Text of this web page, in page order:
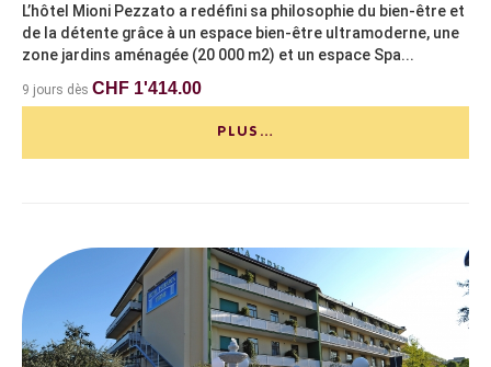
L’hôtel Mioni Pezzato a redéfini sa philosophie du bien-être et
de la détente grâce à un espace bien-être ultramoderne, une
zone jardins aménagée (20 000 m2) et un espace Spa...
9 jours dès CHF 1'414.00
PLUS…